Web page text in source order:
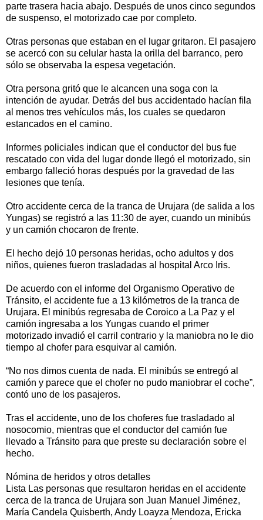
parte trasera hacia abajo. Después de unos cinco segundos
de suspenso, el motorizado cae por completo.
Otras personas que estaban en el lugar gritaron. El pasajero
se acercó con su celular hasta la orilla del barranco, pero
sólo se observaba la espesa vegetación.
Otra persona gritó que le alcancen una soga con la
intención de ayudar. Detrás del bus accidentado hacían fila
al menos tres vehículos más, los cuales se quedaron
estancados en el camino.
Informes policiales indican que el conductor del bus fue
rescatado con vida del lugar donde llegó el motorizado, sin
embargo falleció horas después por la gravedad de las
lesiones que tenía.
Otro accidente cerca de la tranca de Urujara (de salida a los
Yungas) se registró a las 11:30 de ayer, cuando un minibús
y un camión chocaron de frente.
El hecho dejó 10 personas heridas, ocho adultos y dos
niños, quienes fueron trasladadas al hospital Arco Iris.
De acuerdo con el informe del Organismo Operativo de
Tránsito, el accidente fue a 13 kilómetros de la tranca de
Urujara. El minibús regresaba de Coroico a La Paz y el
camión ingresaba a los Yungas cuando el primer
motorizado invadió el carril contrario y la maniobra no le dio
tiempo al chofer para esquivar al camión.
“No nos dimos cuenta de nada. El minibús se entregó al
camión y parece que el chofer no pudo maniobrar el coche”,
contó uno de los pasajeros.
Tras el accidente, uno de los choferes fue trasladado al
nosocomio, mientras que el conductor del camión fue
llevado a Tránsito para que preste su declaración sobre el
hecho.
Nómina de heridos y otros detalles
Lista Las personas que resultaron heridas en el accidente
cerca de la tranca de Urujara son Juan Manuel Jiménez,
María Candela Quisberth, Andy Loayza Mendoza, Ericka